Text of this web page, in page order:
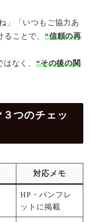
」「いつもご協力あ
ことで、 “信頼の再
なく、 “その後の関
３つのチェッ
対応メモ
HP・パンフレ
ットに掲載